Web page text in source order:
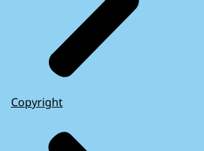
Copyright